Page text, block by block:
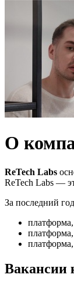
О
ReTech Labs
ReTech Labs —
За последний
Вакансии